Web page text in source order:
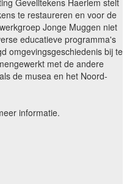
Gevelltekens Haerlem stelt
te restaureren en voor de
Jonge Muggen niet
educatieve programma's
omgevingsgeschiedenis bij te
met de andere
de musea en het Noord-
informatie.